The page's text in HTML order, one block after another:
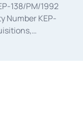
138/PM/1992
Number KEP-
provider of